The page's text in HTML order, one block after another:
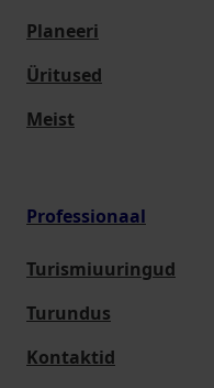
Planeeri
Üritused
Meist
Professionaal
Turismiuuringud
Turundus
Kontaktid